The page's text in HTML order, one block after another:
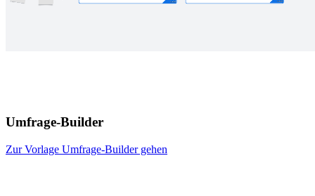
Umfrage-Builder
Zur Vorlage Umfrage-Builder gehen